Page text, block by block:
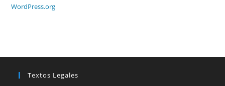
WordPress.org
Textos Legales